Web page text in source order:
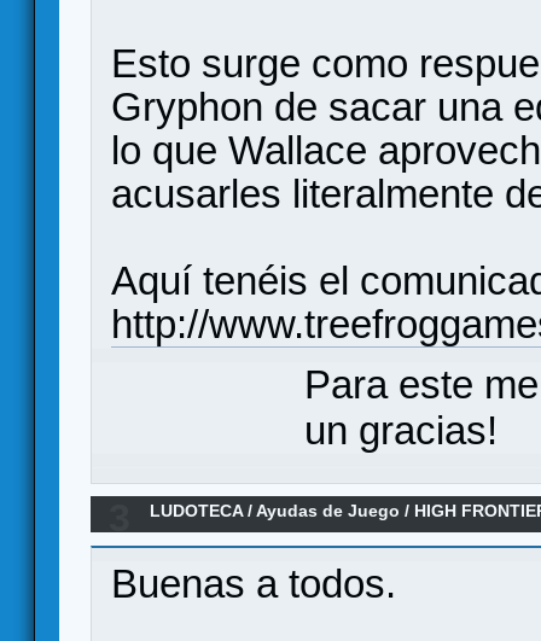
Esto surge como
Gryphon de sacar una
lo que Wallace
acusarles literalmente
Aquí tenéis el
http://
Para este
un gracias!
LUDOTECA/Ayudas de Juego / HIGH
Buenas a todos.